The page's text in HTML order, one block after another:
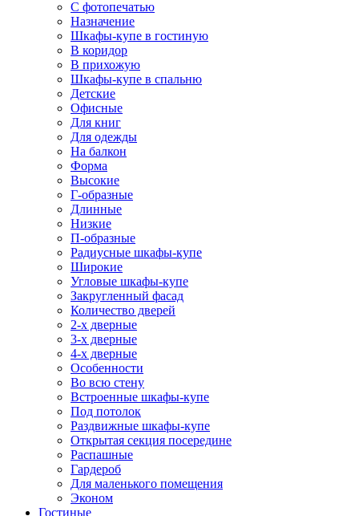
С фотопечатью
Назначение
Шкафы-купе в гостиную
В коридор
В прихожую
Шкафы-купе в спальню
Детские
Офисные
Для книг
Для одежды
На балкон
Форма
Высокие
Г-образные
Длинные
Низкие
П-образные
Радиусные шкафы-купе
Широкие
Угловые шкафы-купе
Закругленный фасад
Количество дверей
2-х дверные
3-х дверные
4-х дверные
Особенности
Во всю стену
Встроенные шкафы-купе
Под потолок
Раздвижные шкафы-купе
Открытая секция посередине
Распашные
Гардероб
Для маленького помещения
Эконом
Гостиные